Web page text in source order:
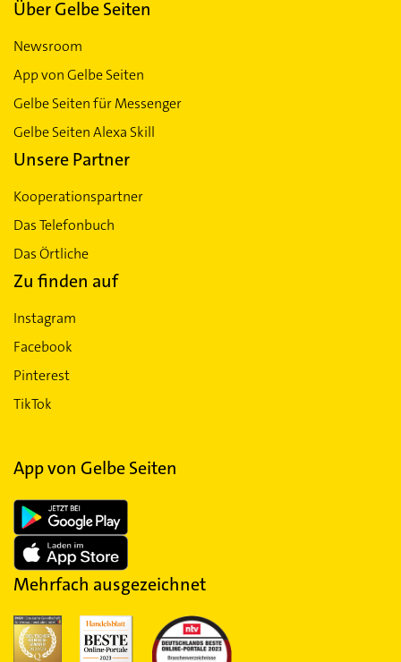
Über Gelbe Seiten
Newsroom
App von Gelbe Seiten
Gelbe Seiten für Messenger
Gelbe Seiten Alexa Skill
Unsere Partner
Kooperationspartner
Das Telefonbuch
Das Örtliche
Zu finden auf
Instagram
Facebook
Pinterest
TikTok
App von Gelbe Seiten
Mehrfach ausgezeichnet